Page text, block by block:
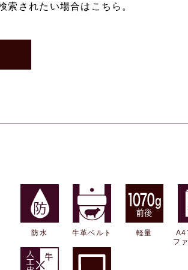
索されたい場合はこちら。
防水 牛革ベルト 軽量
A4
フ